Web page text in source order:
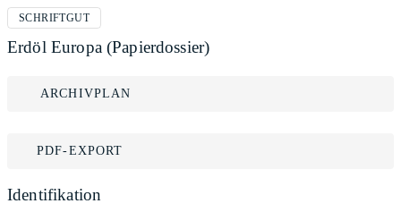
SCHRIFTGUT
Erdöl Europa (Papierdossier)
ARCHIVPLAN
PDF-EXPORT
Identifikation